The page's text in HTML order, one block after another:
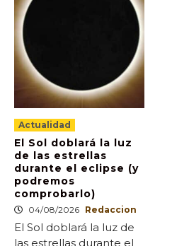
Actualidad
El Sol doblará la luz
de las estrellas
durante el eclipse (y
podremos
comprobarlo)
04/08/2026 Redaccion
El Sol doblará la luz de
las estrellas durante el